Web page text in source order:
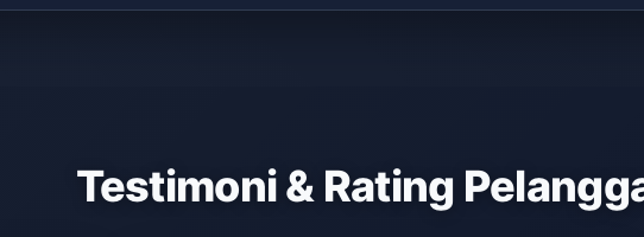
Testimoni & Rating